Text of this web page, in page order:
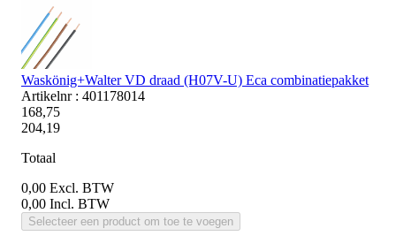
Waskönig+Walter VD draad (H07V-U) Eca combinatiepakket
Artikelnr : 401178014
168,75
204,19
Totaal
0,00 Excl. BTW
0,00 Incl. BTW
Selecteer een product om toe te voegen